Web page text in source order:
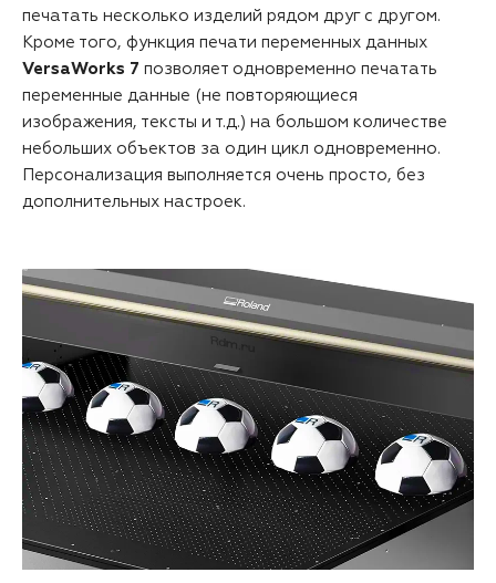
печатать несколько изделий рядом друг с другом.
Кроме того, функция печати переменных данных
VersaWorks 7 позволяет одновременно печатать
переменные данные (не повторяющиеся
изображения, тексты и т.д.) на большом количестве
небольших объектов за один цикл одновременно.
Персонализация выполняется очень просто, без
дополнительных настроек.